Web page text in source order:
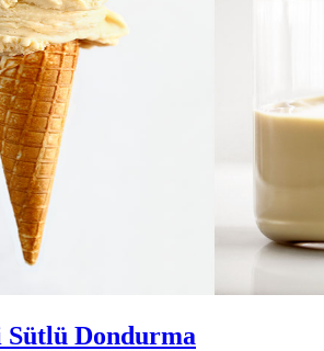
Sütlü Dondurma